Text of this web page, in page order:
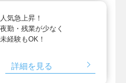
人気急上昇！
夜勤・残業が少なく
未経験もOK！
詳細を見る